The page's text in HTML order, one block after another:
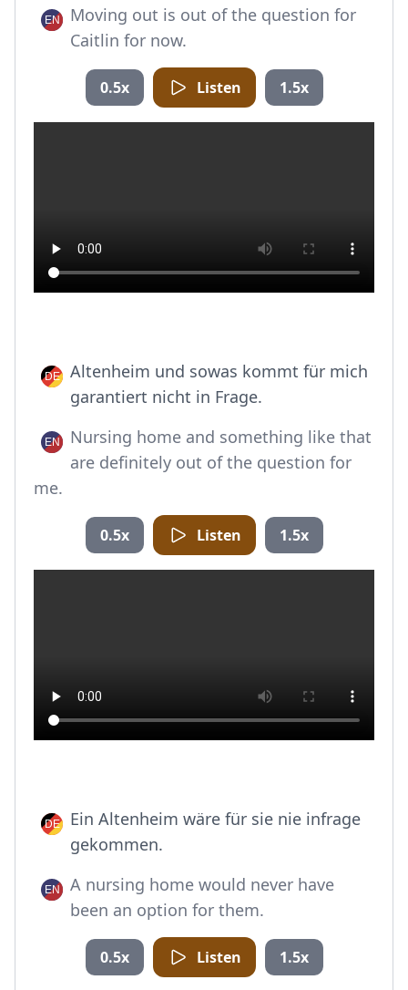
Moving out is out of the question for
Caitlin for now.
0.5x Listen 1.5x
Altenheim und sowas kommt für mich
garantiert nicht in Frage.
Nursing home and something like that
are definitely out of the question for
me.
0.5x Listen 1.5x
Ein Altenheim wäre für sie nie infrage
gekommen.
A nursing home would never have
been an option for them.
0.5x Listen 1.5x